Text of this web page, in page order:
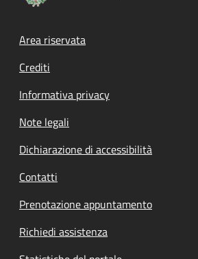
Footer menu
Area riservata
Crediti
Informativa privacy
Note legali
Dichiarazione di accessibilità
Contatti
Prenotazione appuntamento
Richiedi assistenza